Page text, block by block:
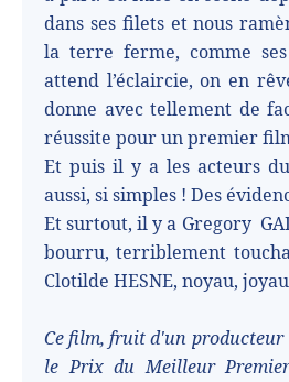
dans ses filets et nous
la terre ferme, comme
attend l’éclaircie, on en
donne avec tellement de
réussite pour un premier
Et puis il y a les acteurs
aussi, si simples ! Des
Et surtout, il y a Gregory
bourru, terriblement
Clotilde HESNE, noyau,
Ce film, fruit d'un producteur
le Prix du Meilleur